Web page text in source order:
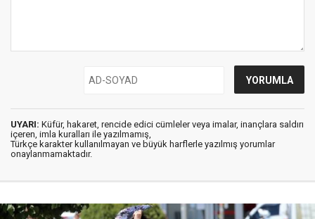
UYARI: Küfür, hakaret, rencide edici cümleler veya imalar, inançlara saldırı
içeren, imla kuralları ile yazılmamış,
Türkçe karakter kullanılmayan ve büyük harflerle yazılmış yorumlar
onaylanmamaktadır.